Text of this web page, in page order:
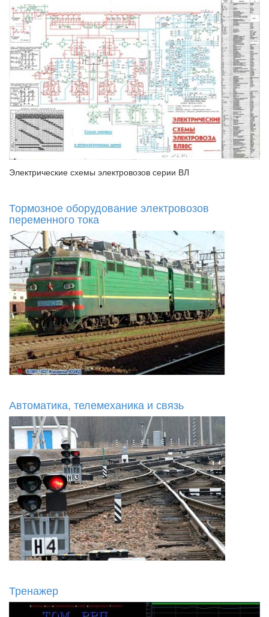
Электрические схемы электровозов серии ВЛ
Тормозное оборудование электровозов
переменного тока
Автоматика, телемеханика и связь
Тренажер